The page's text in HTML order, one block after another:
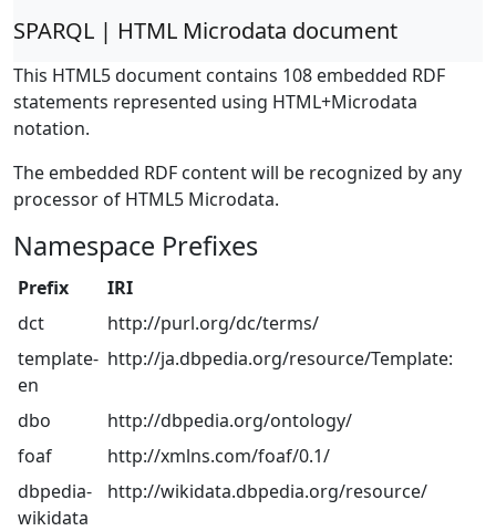
SPARQL | HTML Microdata document
This HTML5 document contains 108 embedded RDF
statements represented using HTML+Microdata
notation.
The embedded RDF content will be recognized by any
processor of HTML5 Microdata.
Namespace Prefixes
Prefix
IRI
dct
http://purl.org/dc/terms/
template-
en
http://ja.dbpedia.org/resource/Template:
dbo
http://dbpedia.org/ontology/
foaf
http://xmlns.com/foaf/0.1/
dbpedia-
wikidata
http://wikidata.dbpedia.org/resource/